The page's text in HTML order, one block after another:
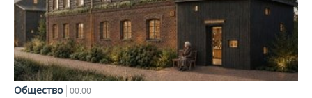
Общество 00:00